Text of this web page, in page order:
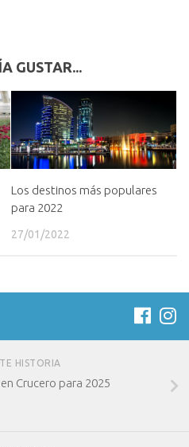
GUSTAR...
Los destinos más populares
para 2022
27/01/2022
HISTORIA
Crucero para 2025